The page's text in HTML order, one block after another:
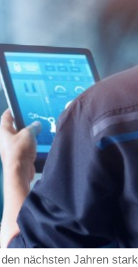
nächsten Jahren